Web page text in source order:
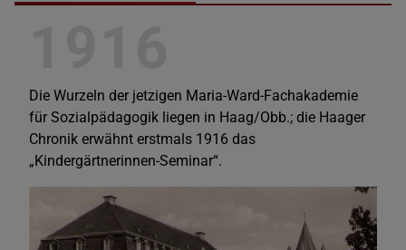
Die Wurzeln der jetzigen Maria-Ward-Fachakademie
für Sozialpädagogik liegen in Haag/Obb.; die Haager
Chronik erwähnt erstmals 1916 das
„Kindergärtnerinnen-Seminar“.